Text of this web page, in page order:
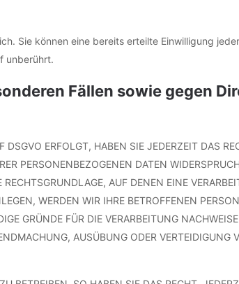
Sie können eine bereits erteilte Einwilligung
unberührt.
Fällen sowie gegen
ERFOLGT, HABEN SIE JEDERZEIT DAS
PERSONENBEZOGENEN DATEN
AUF DENEN EINE
WERDEN WIR IHRE BETROFFENEN
GRÜNDE FÜR DIE VERARBEITUNG
AUSÜBUNG ODER VERTEIDIGUNG